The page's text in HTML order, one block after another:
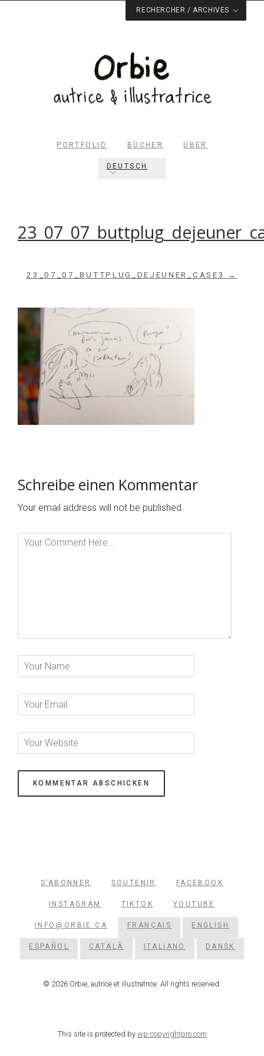
Rechercher dans le site
Archives du blog
RECHERCHER / ARCHIVES
PORTFOLIO BÜCHER ÜBER
DEUTSCH
23_07_07_BUTTPLUG_DEJEUNER_CASE3 →
Schreibe einen Kommentar
Your email address will not be published.
S’ABONNER SOUTENIR FACEBOOK
INSTAGRAM TIKTOK YOUTUBE
INFO@ORBIE.CA FRANÇAIS ENGLISH
ESPAÑOL CATALÀ ITALIANO DANSK
© 2026 Orbie, autrice et illustratrice. All rights reserved.
This site is protected by wp-copyrightpro.com